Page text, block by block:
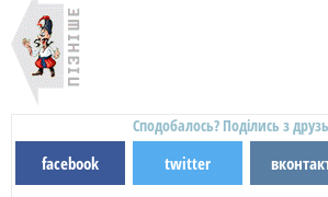
Сподобалось? Поділись з
facebook twitter